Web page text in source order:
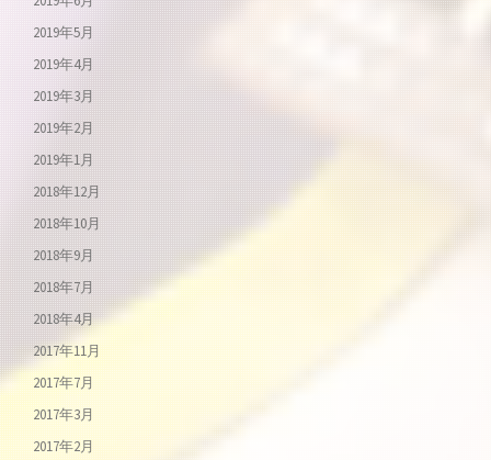
2019年5月
2019年4月
2019年3月
2019年2月
2019年1月
2018年12月
2018年10月
2018年9月
2018年7月
2018年4月
2017年11月
2017年7月
2017年3月
2017年2月